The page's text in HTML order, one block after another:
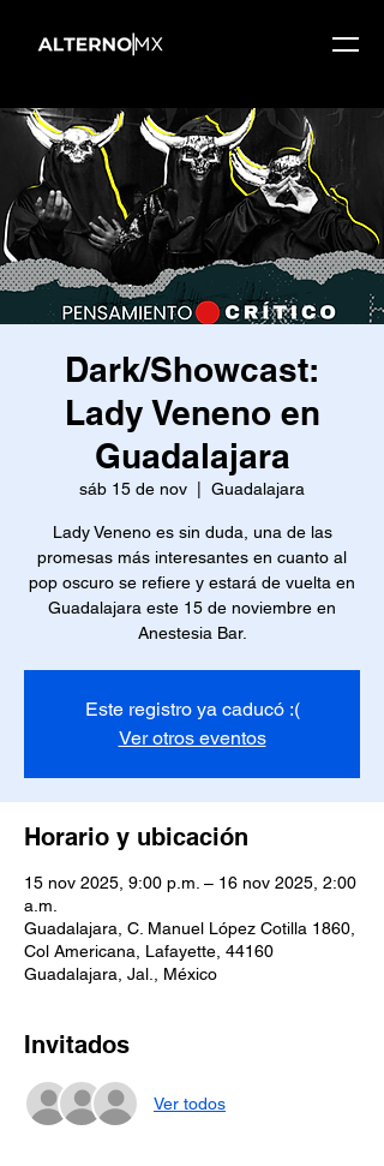
Dark/Showcast:
Lady Veneno en
Guadalajara
sáb 15 de nov Guadalajara
Lady Veneno es sin duda, una de las
promesas más interesantes en cuanto al
pop oscuro se refiere y estará de vuelta en
Guadalajara este 15 de noviembre en
Anestesia Bar.
Este registro ya caducó :(
Ver otros eventos
Horario y ubicación
15 nov 2025, 9:00 p.m. – 16 nov 2025, 2:00
a.m.
Guadalajara, C. Manuel López Cotilla 1860,
Col Americana, Lafayette, 44160
Guadalajara, Jal., México
Invitados
Ver todos